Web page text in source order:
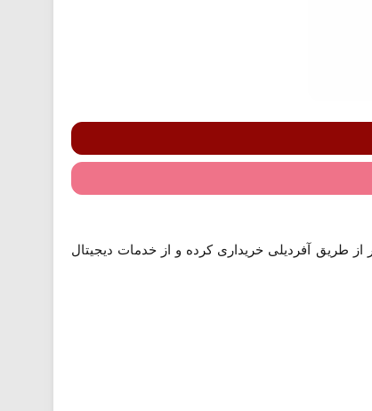
طریق آفردیلی خریداری کرده و از خدمات دیجیتال